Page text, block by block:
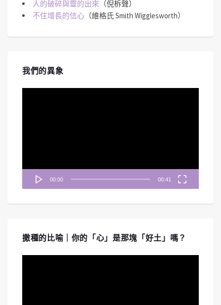
人的破碎與靈的出來 （倪柝聲）
不住增長的信心 （維格氏 Smith Wigglesworth）
我們的異象
00:00 00:41
撒種的比喻｜你的「心」是那塊「好土」嗎？